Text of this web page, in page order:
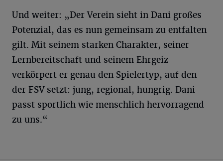
Und weiter: „Der Verein sieht in Dani großes
Potenzial, das es nun gemeinsam zu entfalten
gilt. Mit seinem starken Charakter, seiner
Lernbereitschaft und seinem Ehrgeiz
verkörpert er genau den Spielertyp, auf den
der FSV setzt: jung, regional, hungrig. Dani
passt sportlich wie menschlich hervorragend
zu uns.“